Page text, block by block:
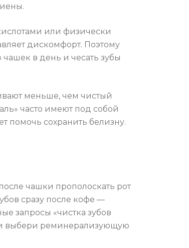
или физически
дискомфорт. Поэтому
в день и чесать зубы
меньше, чем чистый
часто имеют под собой
помочь сохранить белизну.
чашки прополоскать рот
сразу после кофе —
запросы «чистка зубов
и выбери реминерализующую